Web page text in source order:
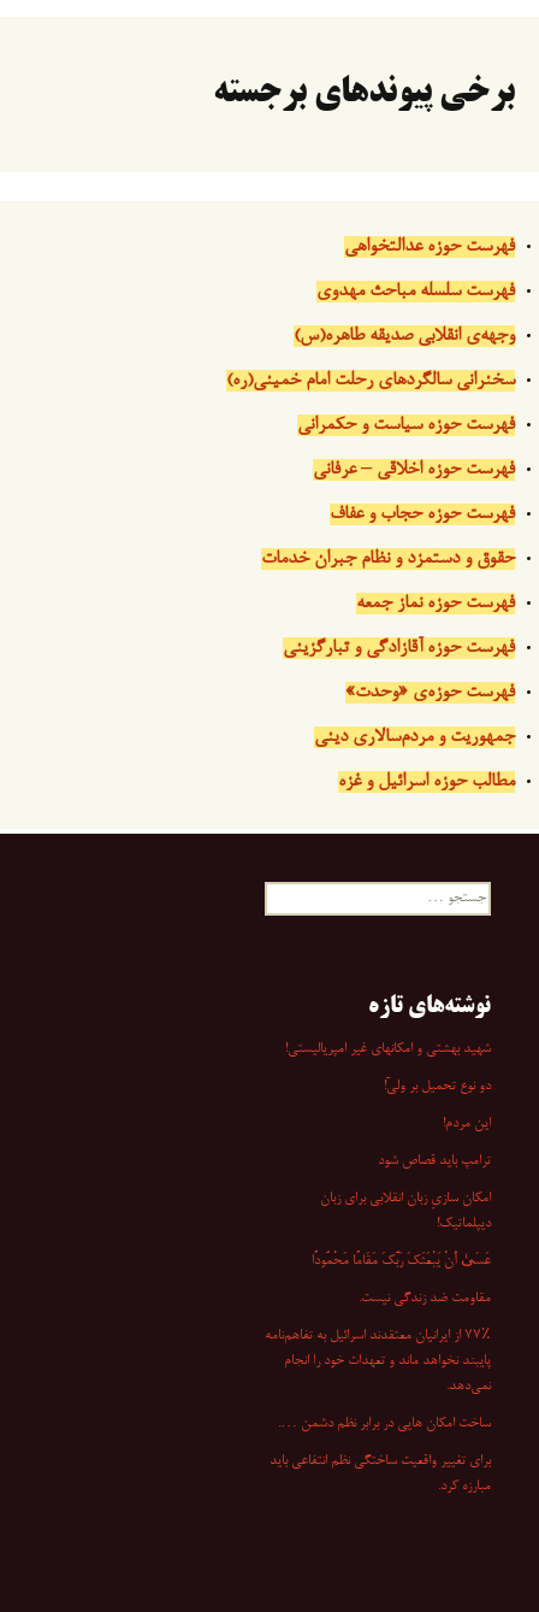
برخی پیوندهای برجسته
فهرست حوزه عدالتخواهی
فهرست سلسله مباحث مهدوی
وجهه‌ی انقلابی صدیقه طاهره(س)
سخنرانی سالگردهای رحلت امام خمینی(ره)
فهرست حوزه سیاست و حکمرانی
فهرست حوزه اخلاقی – عرفانی
فهرست حوزه حجاب و عفاف
حقوق و دستمزد و نظام جبران خدمات
فهرست حوزه نماز جمعه
فهرست حوزه آقازادگی و تبارگزینی
فهرست حوزه‌ی «وحدت»
جمهوریت و مردم‌سالاری دینی
مطالب حوزه اسرائیل و غزه
جستجو
نوشته‌های تازه
شهید بهشتی و امکانهای غیر امپریالیستی!
دو نوع تحمیل بر ولیّ!
این مردم!
ترامپ باید قصاص شود
امکان سازیِ زبان انقلابی برای زبان
دیپلماتیک!
عَسَىٰ أَنْ یَبْعَثَکَ رَبُّکَ مَقَامًا مَحْمُودًا
مقاومت ضد زندگی نیست.
۷۷٪ از ایرانیان معتقدند اسرائیل به تفاهم‌نامه
پایبند نخواهد ماند و تعهدات خود را انجام
نمی‌دهد.
ساخت امکان هایی در برابر نظم دشمن ….
برای تغییر واقعیت ساختگی نظم انتفاعی باید
مبارزه کرد.